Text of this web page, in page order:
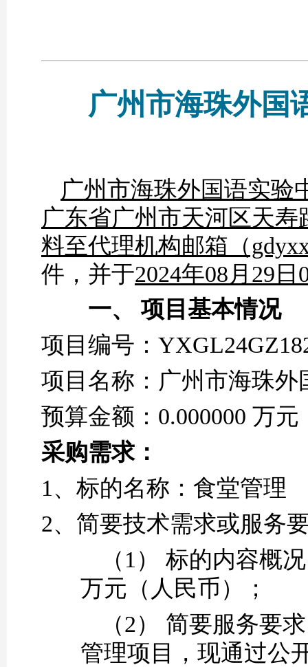
广州市海珠外国
广州市海珠外国语实验
广东省广州市天河区天寿
料至代理机构邮箱（
件，并于2024年08月 29 日
一、 项目基本情况
项目编号：
项目名称： 广州市海珠
预算金额： 0.000000 万
采购需求：
1、 标的名称 ： 食堂管理
2、 简要技术需求或服务
（1） 标的内容概
万元（人民币）；
（2） 简要服务要
管理项目
，现通过公